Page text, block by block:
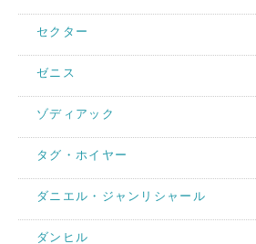
セクター
ゼニス
ゾディアック
タグ・ホイヤー
ダニエル・ジャンリシャール
ダンヒル